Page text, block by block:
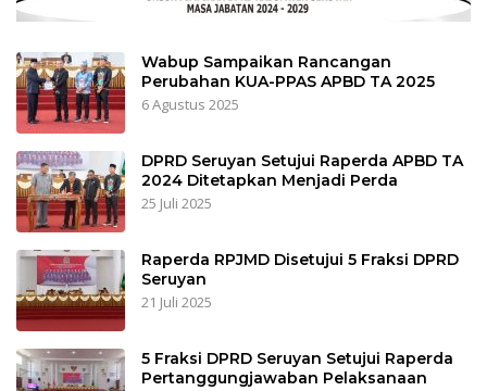
Wabup Sampaikan Rancangan
Perubahan KUA-PPAS APBD TA 2025
6 Agustus 2025
DPRD Seruyan Setujui Raperda APBD TA
2024 Ditetapkan Menjadi Perda
25 Juli 2025
Raperda RPJMD Disetujui 5 Fraksi DPRD
Seruyan
21 Juli 2025
5 Fraksi DPRD Seruyan Setujui Raperda
Pertanggungjawaban Pelaksanaan